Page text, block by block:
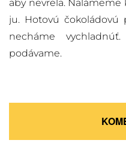
aby nevrela.
ju. Hotovú čokoládovú
necháme
podávame.